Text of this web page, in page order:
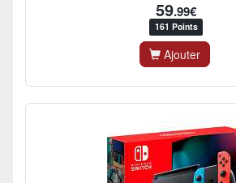
59.99€
161 Points
Ajouter